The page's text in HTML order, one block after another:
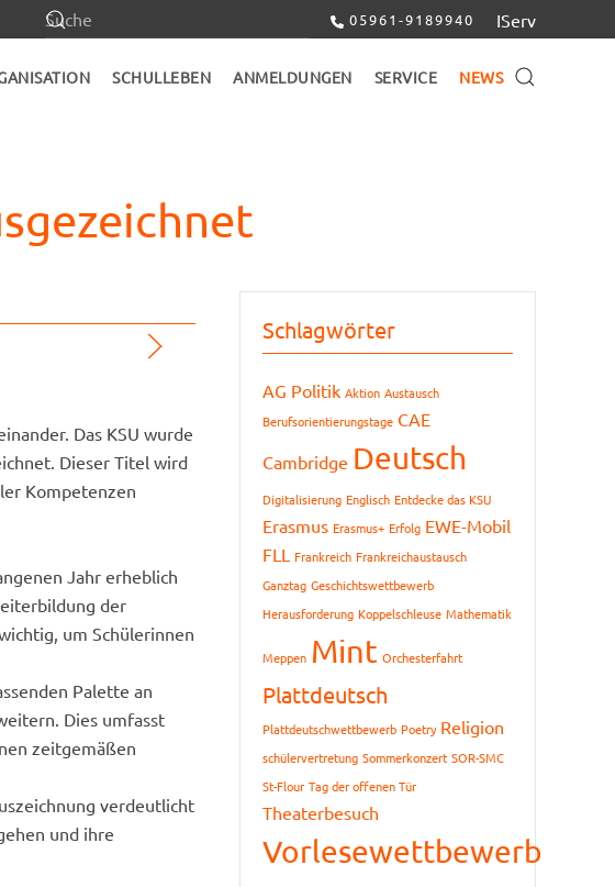
05961-9189940 IServ
SCHULLEBEN ANMELDUNGEN SERVICE NEWS
Das KSU wurde
Dieser Titel wird
Kompetenzen
Jahr erheblich
der
um Schülerinnen
Palette an
Dies umfasst
zeitgemäßen
verdeutlicht
und ihre
Schlagwörter
AG Politik Aktion Austausch
Berufsorientierungstage CAE
Cambridge Deutsch
Digitalisierung Englisch Entdecke das KSU
Erasmus Erasmus+ Erfolg EWE-Mobil
FLL
Frankreich Frankreichaustausch
Ganztag Geschichtswettbewerb
Herausforderung Koppelschleuse Mathematik
Meppen Mint Orchesterfahrt
Plattdeutsch
Plattdeutschwettbewerb Poetry Religion
schülervertretung Sommerkonzert SOR-SMC
St-Flour Tag der offenen Tür
Theaterbesuch
Vorlesewettbewerb